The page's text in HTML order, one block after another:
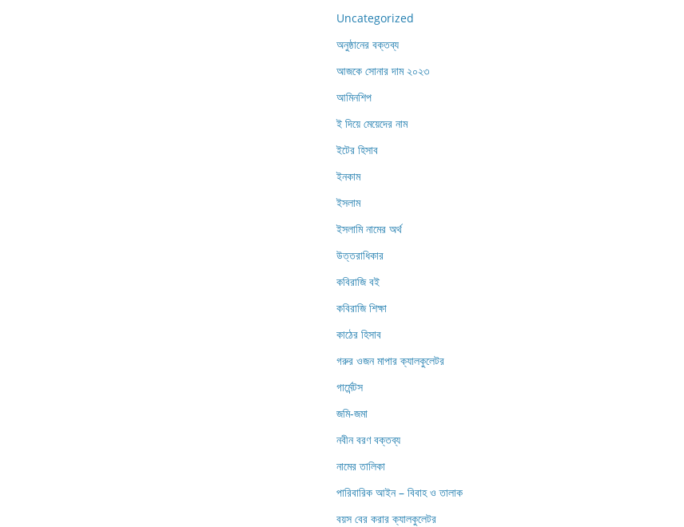
Uncategorized
অনুষ্ঠানের বক্তব্য
আজকে সোনার দাম ২০২৩
আমিনশিপ
ই দিয়ে মেয়েদের নাম
ইটের হিসাব
ইনকাম
ইসলাম
ইসলামি নামের অর্থ
উত্তরাধিকার
কবিরাজি বই
কবিরাজি শিক্ষা
কাঠের হিসাব
গরুর ওজন মাপার ক্যালকুলেটর
গার্মেন্টস
জমি-জমা
নবীন বরণ বক্তব্য
নামের তালিকা
পারিবারিক আইন – বিবাহ ও তালাক
বয়স বের করার ক্যালকুলেটর